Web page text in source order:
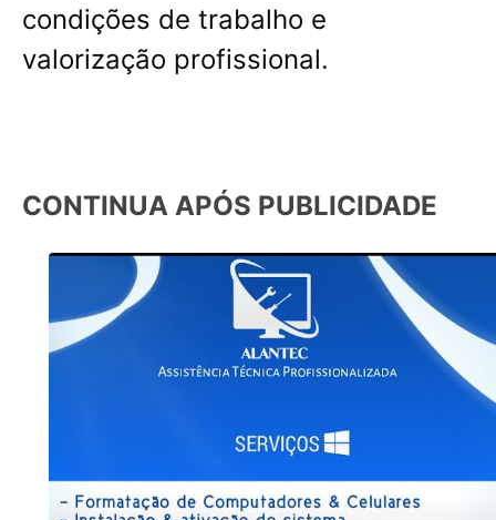
condições de trabalho e
valorização profissional.
CONTINUA APÓS PUBLICIDADE